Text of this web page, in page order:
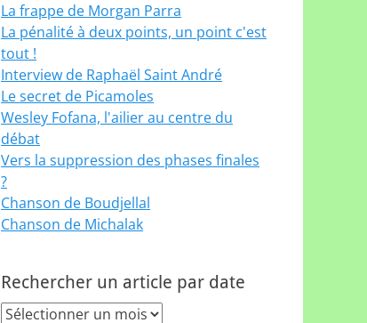
La frappe de Morgan Parra
La pénalité à deux points, un point c'est
tout !
Interview de Raphaël Saint André
Le secret de Picamoles
Wesley Fofana, l'ailier au centre du
débat
Vers la suppression des phases finales
?
Chanson de Boudjellal
Chanson de Michalak
Rechercher un article par date
Rechercher